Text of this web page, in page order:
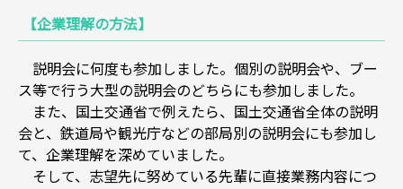
【企業理解の方法】
説明会に何度も参加しました。個別の説明会や、ブー
ス等で行う大型の説明会のどちらにも参加しました。
また、国土交通省で例えたら、国土交通省全体の説明
会と、鉄道局や観光庁などの部局別の説明会にも参加し
て、企業理解を深めていました。
そして、志望先に努めている先輩に直接業務内容につ